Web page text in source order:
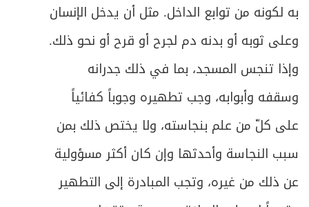
به لكونه من توابع الداخل. مثل أن يدخل الإنسان
وعلى ثوبه أو بدنه دم لجرح أو قرح أو نحو ذلك.
وإذا تنجس المسجد، بما في ذلك جدرانه
وسقفه وأبوابه، وجب تطهيره وجوباً كفائياً
على كلّ من علم بنجاسته، ولا يختص ذلك بمن
سبب النجاسة وأحدثها وإن كان أكثر مسؤولية
عن ذلك من غيره، وتجب المبادرة إلى التطهير